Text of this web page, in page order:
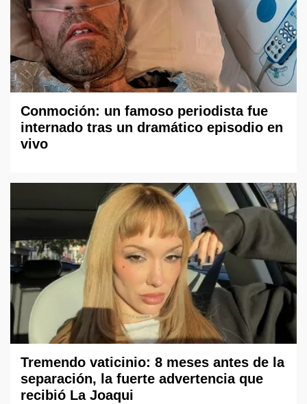
Conmoción: un famoso periodista fue
internado tras un dramático episodio en
vivo
Tremendo vaticinio: 8 meses antes de la
separación, la fuerte advertencia que
recibió La Joaqui